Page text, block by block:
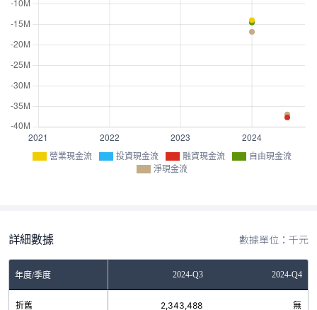
營業現金流 投資現金流 融資現金流
自由現金流
淨現金流
詳細數據 數據單位：千元
年度/季度 2024-Q3 2024-Q4
折舊 2,343,488 無